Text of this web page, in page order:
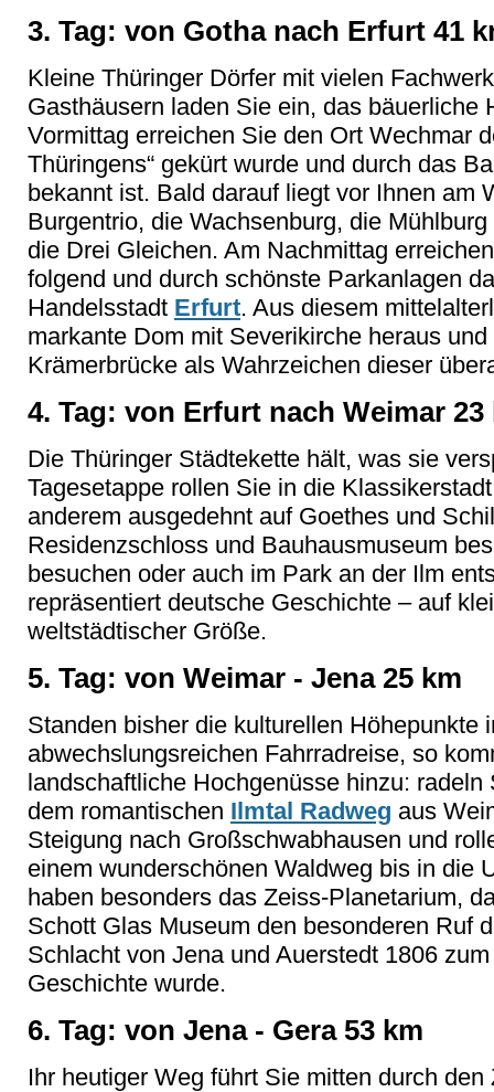
3. Tag: von Gotha nach Erfurt 41
Kleine Thüringer Dörfer mit vielen
Gasthäusern laden Sie ein, das bäuerliche
Vormittag erreichen Sie den Ort Wechmar
Thüringens“ gekürt wurde und durch das
bekannt ist. Bald darauf liegt vor Ihnen am
Burgentrio, die Wachsenburg, die
die Drei Gleichen. Am Nachmittag
folgend und durch schönste Parkanlagen
Handelsstadt Erfurt. Aus diesem
markante Dom mit Severikirche heraus
Krämerbrücke als Wahrzeichen dieser
4. Tag: von Erfurt nach Weimar 23
Die Thüringer Städtekette hält, was sie
Tagesetappe rollen Sie in die
anderem ausgedehnt auf Goethes und
Residenzschloss und Bauhausmuseum
besuchen oder auch im Park an der Ilm
repräsentiert deutsche Geschichte – auf
weltstädtischer Größe.
5. Tag: von Weimar - Jena 25 km
Standen bisher die kulturellen Höhepunkte
abwechslungsreichen Fahrradreise, so
landschaftliche Hochgenüsse hinzu: radeln
dem romantischen Ilmtal Radweg aus
Steigung nach Großschwabhausen und
einem wunderschönen Waldweg bis in die
haben besonders das Zeiss-Planetarium,
Schott Glas Museum den besonderen Ruf
Schlacht von Jena und Auerstedt 1806
Geschichte wurde.
6. Tag: von Jena - Gera 53 km
Ihr heutiger Weg führt Sie mitten durch